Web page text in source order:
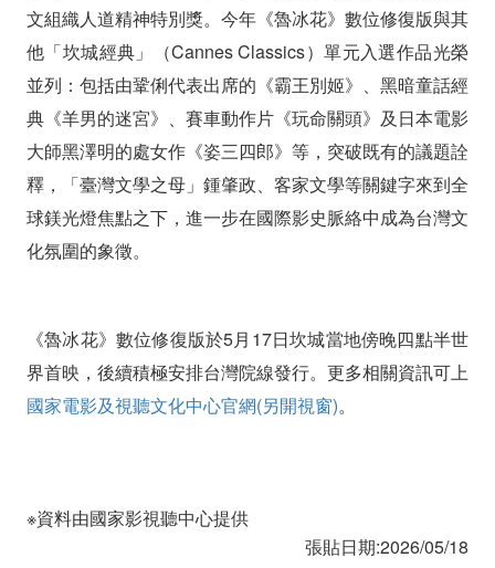
文組織人道精神特別獎。今年《魯冰花》數位修復版與其
他「坎城經典」（Cannes Classics）單元入選作品光榮
並列：包括由鞏俐代表出席的《霸王別姬》、黑暗童話經
典《羊男的迷宮》、賽車動作片《玩命關頭》及日本電影
大師黑澤明的處女作《姿三四郎》等，突破既有的議題詮
釋，「臺灣文學之母」鍾肇政、客家文學等關鍵字來到全
球鎂光燈焦點之下，進一步在國際影史脈絡中成為台灣文
化氛圍的象徵。
《魯冰花》數位修復版於5月17日坎城當地傍晚四點半世
界首映，後續積極安排台灣院線發行。更多相關資訊可上
國家電影及視聽文化中心官網(另開視窗)。
※資料由國家影視聽中心提供
張貼日期:2026/05/18